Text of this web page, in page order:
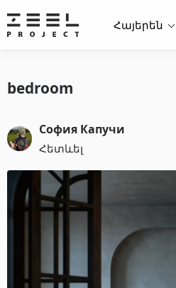
Հայերեն
bedroom
София Капучи
Հետևել